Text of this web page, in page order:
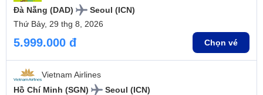
Đà Nẵng (DAD)
Seoul (ICN)
Thứ Bảy, 29 thg 8, 2026
5.999.000 đ Chọn vé
Vietnam Airlines
Hồ Chí Minh (SGN)
Seoul (ICN)